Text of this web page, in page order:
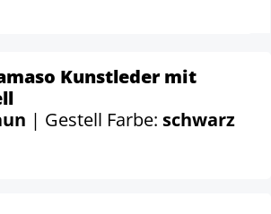
Kunstleder mit
| Gestell Farbe: schwarz